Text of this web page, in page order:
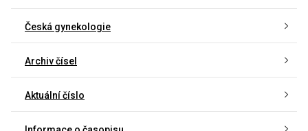
Česká gynekologie
Archiv čísel
Aktuální číslo